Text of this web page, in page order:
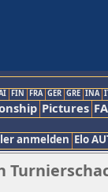
FIN FRA GER GRE INA
Pictures
anmelden Elo